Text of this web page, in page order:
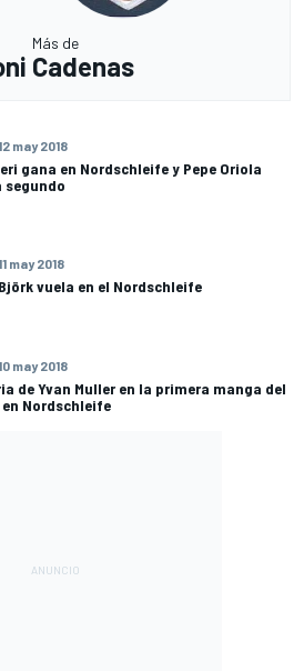
Más de
Cadenas
may 2018
gana en Nordschleife y Pepe Oriola
segundo
may 2018
vuela en el Nordschleife
may 2018
de Yvan Muller en la primera manga del
en Nordschleife